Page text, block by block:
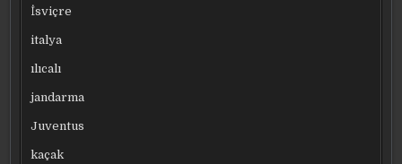
İsviçre
italya
ılıcalı
jandarma
Juventus
kaçak